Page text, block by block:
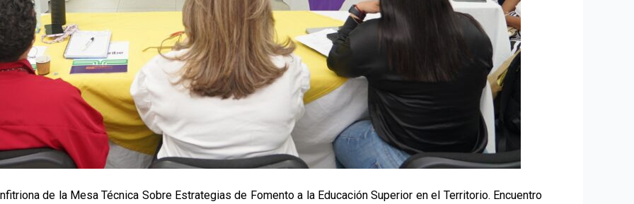
de la Mesa Técnica Sobre Estrategias de Fomento a la Educación Superior en el Territorio. Encuentro